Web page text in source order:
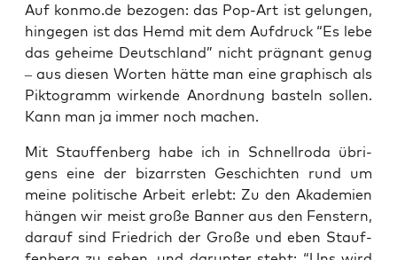
Auf konmo.de bezo­gen: das Pop-Art ist gelun­gen,
hin­ge­gen ist das Hemd mit dem Auf­druck “Es lebe
das gehei­me Deutsch­land” nicht prä­gnant genug
– aus die­sen Wor­ten hät­te man eine gra­phisch als
Pik­to­gramm wir­ken­de Anord­nung bas­teln sol­len.
Kann man ja immer noch machen.
Mit Stauf­fen­berg habe ich in Schnell­ro­da übri­
gens eine der bizarrs­ten Geschich­ten rund um
mei­ne poli­ti­sche Arbeit erlebt: Zu den Aka­de­mien
hän­gen wir meist gro­ße Ban­ner aus den Fens­tern,
dar­auf sind Fried­rich der Gro­ße und eben Stauf­